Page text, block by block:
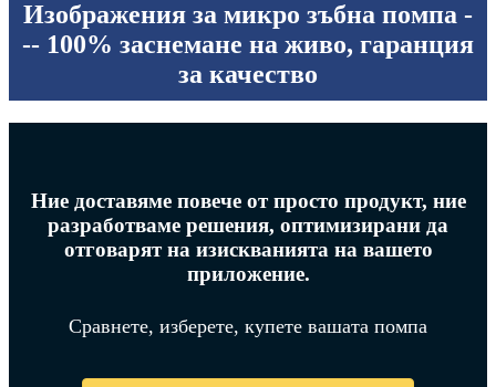
Изображения за микро зъбна помпа -
-- 100% заснемане на живо, гаранция
за качество
Ние доставяме повече от просто продукт, ние
разработваме решения, оптимизирани да
отговарят на изискванията на вашето
приложение.
Сравнете, изберете, купете вашата помпа